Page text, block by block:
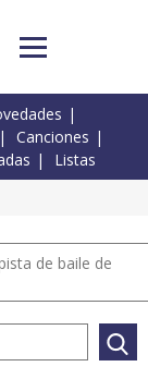
Canciones
Listas
de baile de